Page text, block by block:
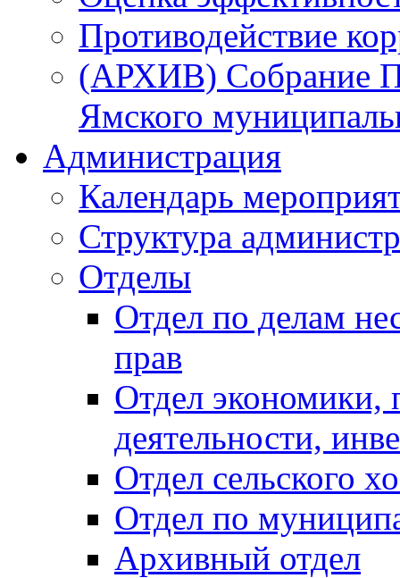
Противодействие
(АРХИВ) Собрание
Ямского
Администрация
Календарь
Структура
Отделы
Отдел по делам
прав
Отдел экономики,
деятельности,
Отдел сельского
Отдел по
Архивный отдел